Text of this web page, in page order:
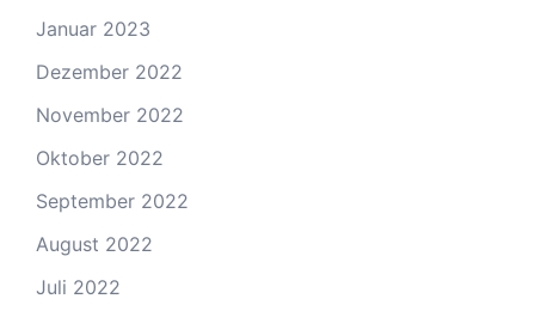
Januar 2023
Dezember 2022
November 2022
Oktober 2022
September 2022
August 2022
Juli 2022